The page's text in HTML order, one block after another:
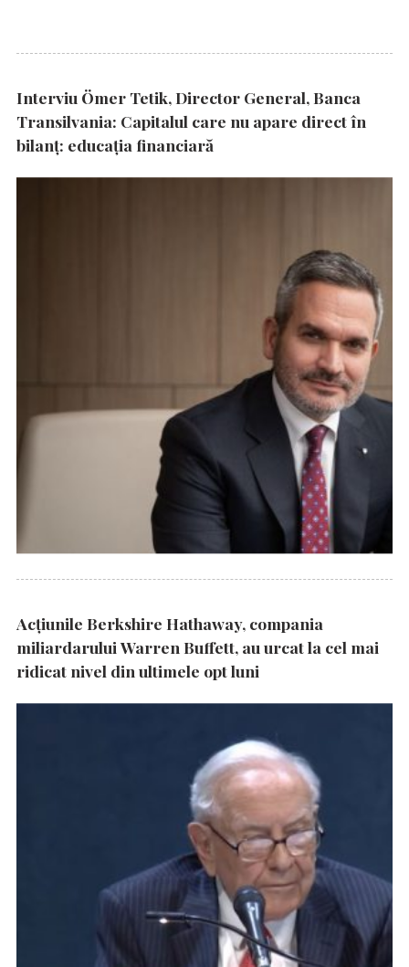
Interviu Ömer Tetik, Director General, Banca
Transilvania: Capitalul care nu apare direct în
bilanț: educația financiară
Acțiunile Berkshire Hathaway, compania
miliardarului Warren Buffett, au urcat la cel mai
ridicat nivel din ultimele opt luni